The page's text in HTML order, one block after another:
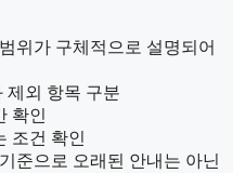
위가 구체적으로 설명되어
제외 항목 구분
확인
조건 확인
준으로 오래된 안내는 아닌